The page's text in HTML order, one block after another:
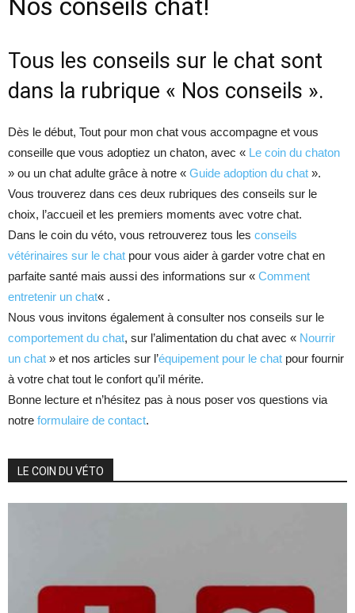
Tous les conseils sur le chat sont
dans la rubrique « Nos conseils ».
Dès le début, Tout pour mon chat vous accompagne et vous
conseille que vous adoptiez un chaton, avec « Le coin du chaton
» ou un chat adulte grâce à notre « Guide adoption du chat ».
Vous trouverez dans ces deux rubriques des conseils sur le
choix, l’accueil et les premiers moments avec votre chat.
Dans le coin du véto, vous retrouverez tous les conseils
vétérinaires sur le chat pour vous aider à garder votre chat en
parfaite santé mais aussi des informations sur « Comment
entretenir un chat« .
Nous vous invitons également à consulter nos conseils sur le
comportement du chat, sur l’alimentation du chat avec « Nourrir
un chat » et nos articles sur l’équipement pour le chat pour fournir
à votre chat tout le confort qu’il mérite.
Bonne lecture et n’hésitez pas à nous poser vos questions via
notre formulaire de contact.
LE COIN DU VÉTO